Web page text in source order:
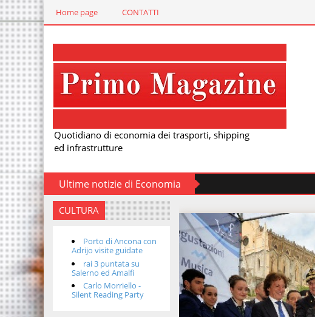
Home page CONTATTI
Quotidiano di economia dei trasporti, shipping
ed infrastrutture
Ultime notizie di Economia
CULTURA
Porto di Ancona con
Adrijo visite guidate
rai 3 puntata su
Salerno ed Amalfi
Carlo Morriello -
Silent Reading Party